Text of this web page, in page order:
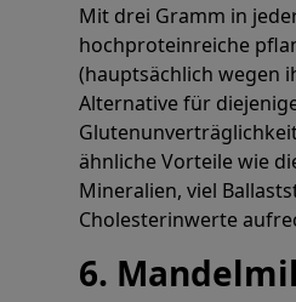
Mit drei Gramm in
hochproteinreiche
(hauptsächlich wegen
Alternative für
ähnliche Vorteile wie
Mineralien, viel
Cholesterinwerte
6.